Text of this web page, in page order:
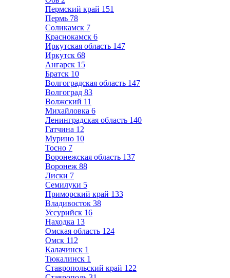
Пермский край 151
Пермь 78
Соликамск 7
Краснокамск 6
Иркутская область 147
Иркутск 68
Ангарск 15
Братск 10
Волгоградская область 147
Волгоград 83
Волжский 11
Михайловка 6
Ленинградская область 140
Гатчина 12
Мурино 10
Тосно 7
Воронежская область 137
Воронеж 88
Лиски 7
Семилуки 5
Приморский край 133
Владивосток 38
Уссурийск 16
Находка 13
Омская область 124
Омск 112
Калачинск 1
Тюкалинск 1
Ставропольский край 122